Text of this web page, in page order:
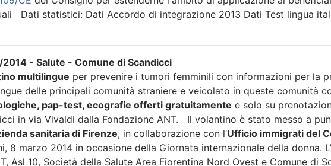
Dati statistici: Dati Accordo di integrazione 2013 Dati Test lingua
- Salute - Comune di Scandicci
multilingue per prevenire i tumori femminili con informazioni per la
delle principali comunità straniere e veicolato in queste comunità
pap-test, ecografie offerti gratuitamente e solo su
in via Vivaldi dalla Fondazione ANT. Il volantino è stato messo a
sanitaria di Firenze, in collaborazione con l’Ufficio immigrati del
8 marzo 2014 in occasione della Giornata internazionale della donna.
Asl 10, Società della Salute Area Fiorentina Nord Ovest e Comune di